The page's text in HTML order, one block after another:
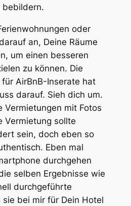
bebildern.
oder
an, Deine Räume
um einen besseren
zu können. Die
AirBnB-Inserate hat
darauf. Sieh dich um.
Vermietungen mit Fotos
Vermietung sollte
sein, doch eben so
Eben mal
durchgehen
selben Ergebnisse wie
durchgeführte
sie bei mir für Dein Hotel